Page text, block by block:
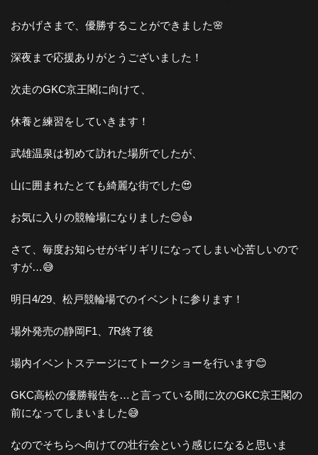
おかげさまで、優勝することができました🌸
深夜まで応援ありがとうございました！
次走のGKC京王閣に向けて、
休養と練習をしていきます！
武雄温泉は初めて訪れた場所でしたが、
山に囲まれたとても綺麗な街でした😍
お気に入りの競輪場になりました😊👍
さて、毎度お知らせがギリギリになってしまい心苦しいので
すが…😅
明日4/29、松戸競輪場でのイベントに参ります！
場外発売の静岡F1、7R終了後
場内イベントステージにてトークショーを行います😊
GKC高松の優勝報告を…と言っている間に次のGKC京王閣の
前になってしまいました😅
なのでそちらへ向けての壮行会という感じになると思いま